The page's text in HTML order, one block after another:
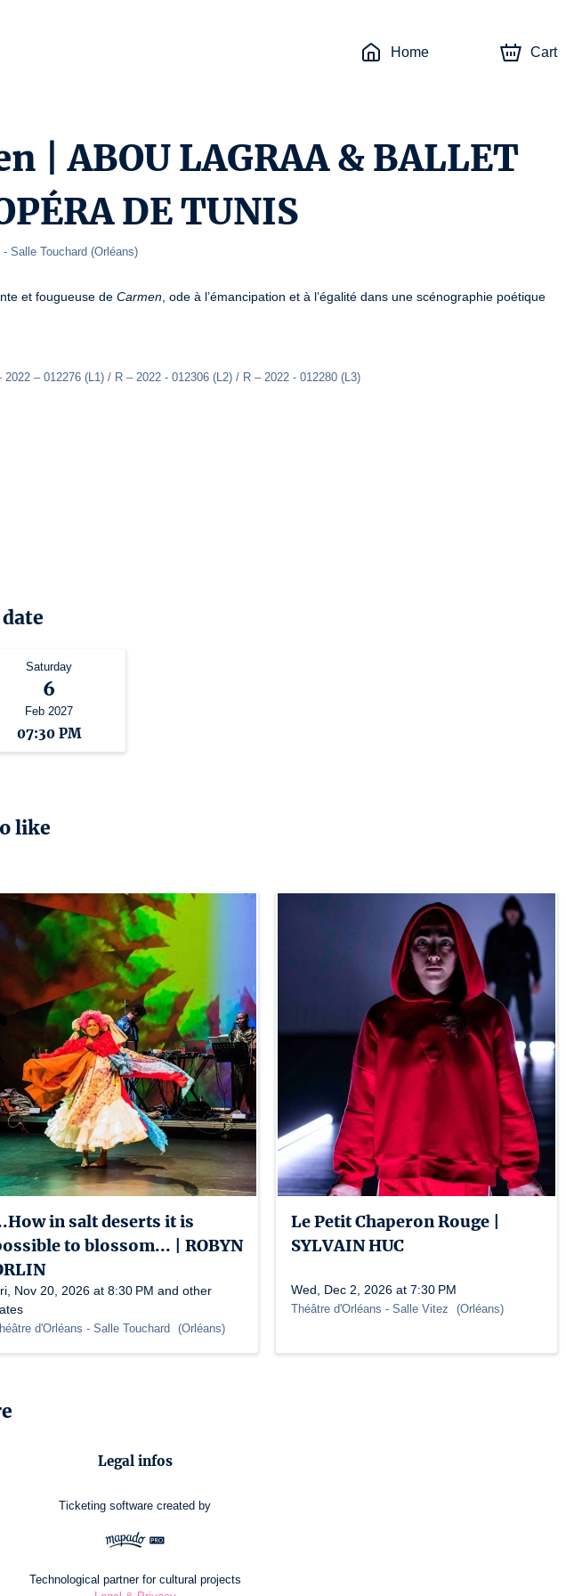
Home Cart
| ABOU LAGRAA & BALLET
DE TUNIS
- Salle Touchard (Orléans)
et fougueuse de Carmen , ode à l’émancipation et à l’égalité dans une scénographie poétique
2022 – 012276 (L1) / R – 2022 - 012306 (L2) / R – 2022 - 012280 (L3)
Saturday
6
Feb 2027
07:30 PM
like
in salt deserts it is
to blossom... | ROBYN
Nov 20, 2026 at 8:30 PM and other
d'Orléans - Salle Touchard (Orléans)
Le Petit Chaperon Rouge |
SYLVAIN HUC
Wed, Dec 2, 2026 at 7:30 PM
Théâtre d'Orléans - Salle Vitez (Orléans)
Legal infos
Ticketing software created by
Technological partner for cultural projects